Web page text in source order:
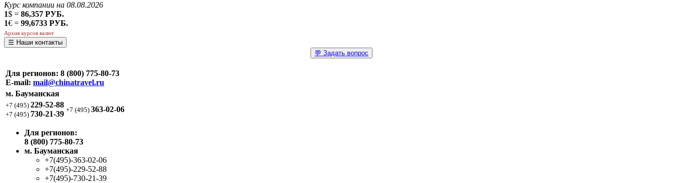
Курс компании на 08.08.2026
1$ = 86,357 РУБ.
1€ = 99,6733 РУБ.
Архив курсов валют
☰ Наши контакты
💬 Задать вопрос
Для регионов: 8 (800) 775-80-73
E-mail: mail@chinatravel.ru
м. Бауманская
+7 (495) 229-52-88
+7 (495) 730-21-39 +7 (495) 363-02-06
Для регионов:
8 (800) 775-80-73
м. Бауманская
+7(495)-363-02-06
+7(495)-229-52-88
+7(495)-730-21-39